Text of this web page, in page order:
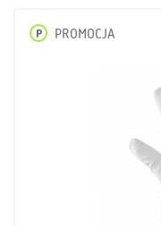
P PROMOCJA